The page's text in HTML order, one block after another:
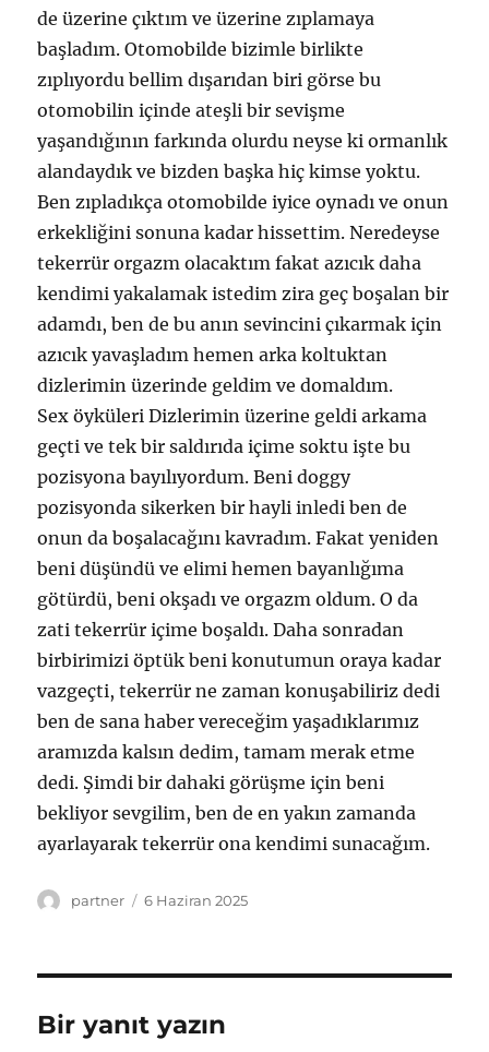
de üzerine çıktım ve üzerine zıplamaya
başladım. Otomobilde bizimle birlikte
zıplıyordu bellim dışarıdan biri görse bu
otomobilin içinde ateşli bir sevişme
yaşandığının farkında olurdu neyse ki ormanlık
alandaydık ve bizden başka hiç kimse yoktu.
Ben zıpladıkça otomobilde iyice oynadı ve onun
erkekliğini sonuna kadar hissettim. Neredeyse
tekerrür orgazm olacaktım fakat azıcık daha
kendimi yakalamak istedim zira geç boşalan bir
adamdı, ben de bu anın sevincini çıkarmak için
azıcık yavaşladım hemen arka koltuktan
dizlerimin üzerinde geldim ve domaldım.
Sex öyküleri Dizlerimin üzerine geldi arkama
geçti ve tek bir saldırıda içime soktu işte bu
pozisyona bayılıyordum. Beni doggy
pozisyonda sikerken bir hayli inledi ben de
onun da boşalacağını kavradım. Fakat yeniden
beni düşündü ve elimi hemen bayanlığıma
götürdü, beni okşadı ve orgazm oldum. O da
zati tekerrür içime boşaldı. Daha sonradan
birbirimizi öptük beni konutumun oraya kadar
vazgeçti, tekerrür ne zaman konuşabiliriz dedi
ben de sana haber vereceğim yaşadıklarımız
aramızda kalsın dedim, tamam merak etme
dedi. Şimdi bir dahaki görüşme için beni
bekliyor sevgilim, ben de en yakın zamanda
ayarlayarak tekerrür ona kendimi sunacağım.
Yazar
partner
Yayın
6 Haziran 2025
Bir yanıt yazın